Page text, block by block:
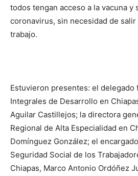
todos tengan acceso a la vacuna y
coronavirus, sin necesidad de
trabajo.
Estuvieron presentes: el delegado
Integrales de Desarrollo en
Aguilar Castillejos; la directora
Regional de Alta Especialidad en
Domínguez González; el
Seguridad Social de los
Chiapas, Marco Antonio Ordóñez